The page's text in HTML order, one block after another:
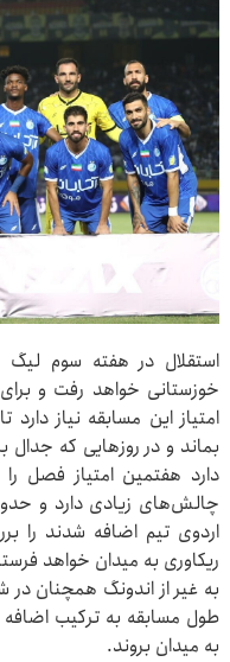
خوزستانی خواهد رفت و
امتیاز این مسابقه نیاز
بماند و در روزهایی که
دارد هفتمین امتیاز فصل
چالش‌های زیادی دارد و
اردوی تیم اضافه شدند را
ریکاوری به میدان خواهد
به غیر از اندونگ همچنان در
طول مسابقه به ترکیب
به میدان بروند.